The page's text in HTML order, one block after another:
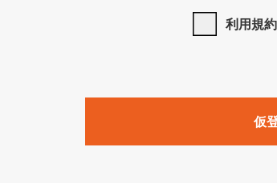
は、本規約の規定が優先して適用されるものとします。
1. 「本サービス」とは、当社が提供する以下のサー
みます）及びこれらサービスに関連して当社が実施す
「SEBook」「SEShop」「CodeZine」「MarkeZine
利用規
仮